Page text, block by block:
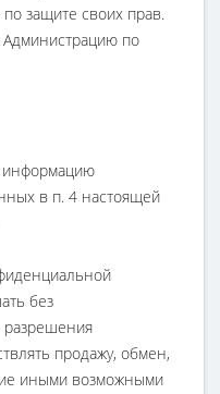
защите своих прав.
Администрацию по
информацию
в п. 4 настоящей
без
разрешения
продажу, обмен,
иными возможными